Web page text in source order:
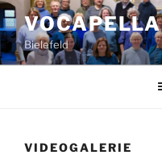
Zum
Inhalt
springen
VOCAPELLA
Bielefeld
VIDEOGALERIE